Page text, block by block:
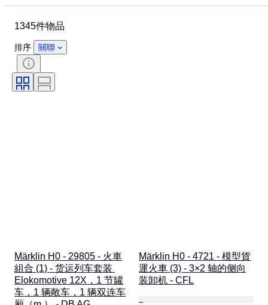
時期
控制
時代
1345件物品
排序 關聯
Märklin H0 - 29805 - 火車
組合 (1) - 货运列车套装
Elokomotive 12X，1 节罐
车，1 辆敞车，1 辆双连车
Märklin H0 - 4721 - 模型貨
運火車 (3) - 3×2 轴的侧向
装卸机 - CFL